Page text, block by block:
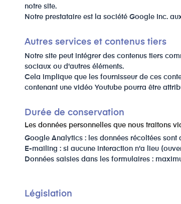
notre site.
Notre prestataire est la société Google Inc.
Autres services et contenus tiers
Notre site peut intégrer des contenus tiers
sociaux ou d'autres éléments.
Cela implique que les fournisseur de ces
contenant une vidéo Youtube pourra être
Durée de conservation
Les données personnelles que nous traitons
Google Analytics : les données récoltées sont
E-mailing : si aucune interaction n'a lieu
Données saisies dans les formulaires :
​Législation